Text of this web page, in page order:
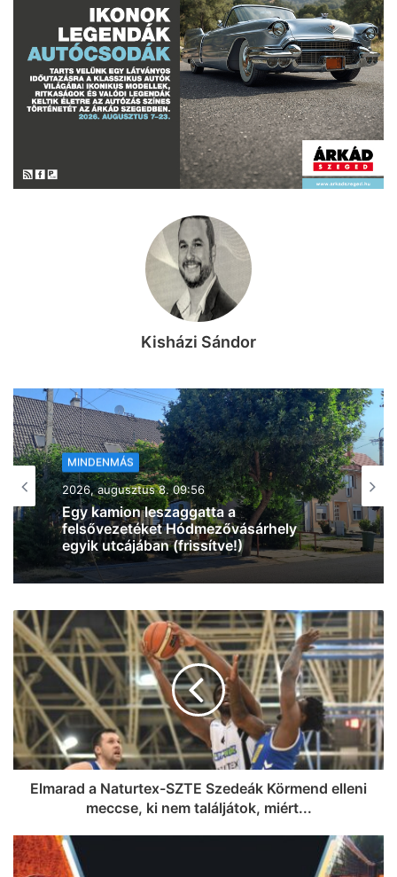
Kisházi Sándor
MINDENMÁS
2026, augusztus 8. 06:30
Napi pakk: kellemesebb idővel indul a
hétvége és a Wicked-láz Szegeden
Elmarad a Naturtex-SZTE Szedeák Körmend elleni
meccse, ki nem találjátok, miért...